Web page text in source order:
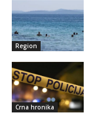
Region
Crna hronika